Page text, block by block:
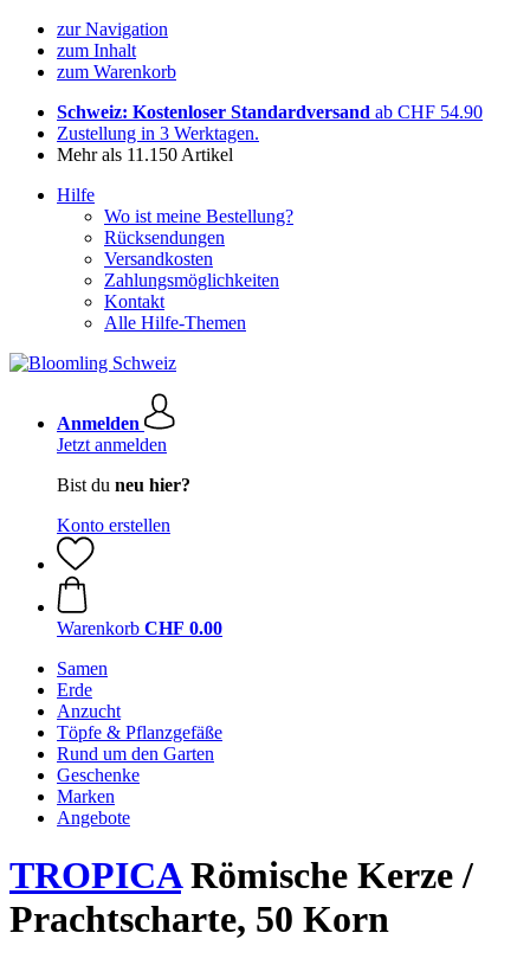
zur Navigation
zum Inhalt
zum Warenkorb
Schweiz: Kostenloser Standardversand ab CHF 54.90
Zustellung in 3 Werktagen.
Mehr als 11.150 Artikel
Hilfe
Wo ist meine Bestellung?
Rücksendungen
Versandkosten
Zahlungsmöglichkeiten
Kontakt
Alle Hilfe-Themen
Anmelden
Jetzt anmelden
Bist du neu hier?
Konto erstellen
Warenkorb CHF 0.00
Samen
Erde
Anzucht
Töpfe & Pflanzgefäße
Rund um den Garten
Geschenke
Marken
Angebote
TROPICARömische Kerze /
Prachtscharte, 50 Korn